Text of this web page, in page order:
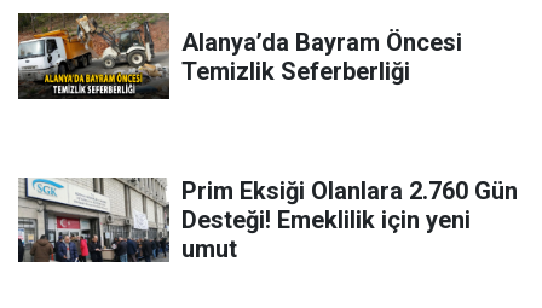
Alanya’da Bayram Öncesi
Temizlik Seferberliği
Prim Eksiği Olanlara 2.760 Gün
Desteği! Emeklilik için yeni
umut